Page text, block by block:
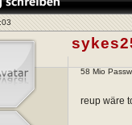
58 Mio
reup wäre